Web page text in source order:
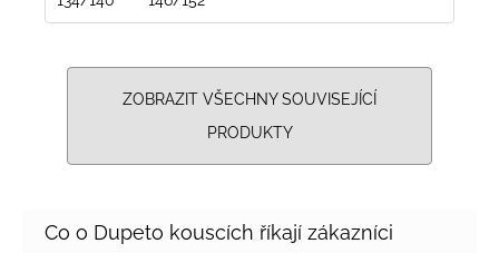
ZOBRAZIT VŠECHNY SOUVISEJÍCÍ
PRODUKTY